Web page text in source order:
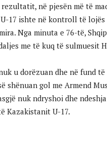
në pjesën më të
17 ishte në kontroll të lojës
Nga minuta e 76-të,
me të kuq të sulmuesit
u dorëzuan dhe në fund
shënuan gol me Armend
nuk ndryshoi dhe
Kazakistanit U-17.